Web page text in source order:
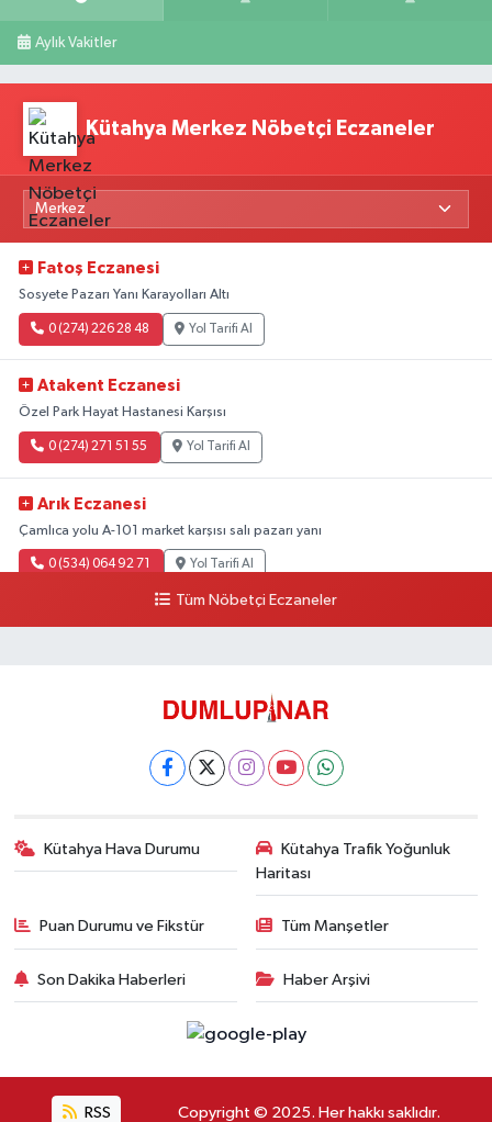
Aylık Vakitler
Kütahya Merkez Nöbetçi Eczaneler
Fatoş Eczanesi
Sosyete Pazarı Yanı Karayolları Altı
0 (274) 226 28 48 Yol Tarifi Al
Atakent Eczanesi
Özel Park Hayat Hastanesi Karşısı
0 (274) 271 51 55 Yol Tarifi Al
Arık Eczanesi
Çamlıca yolu A-101 market karşısı salı pazarı yanı
0 (534) 064 92 71 Yol Tarifi Al
Tüm Nöbetçi Eczaneler
Kütahya Hava Durumu
Kütahya Trafik Yoğunluk
Haritası
Puan Durumu ve Fikstür Tüm Manşetler
Son Dakika Haberleri Haber Arşivi
RSS Copyright © 2025. Her hakkı saklıdır.